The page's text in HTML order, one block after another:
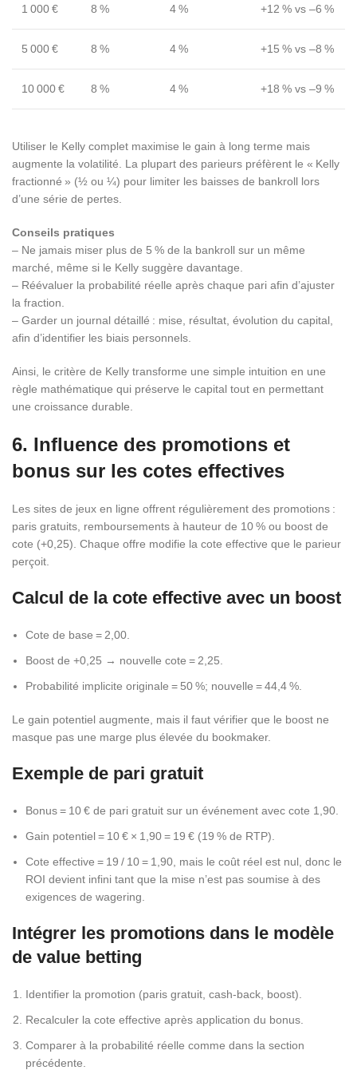
1 000 € 8 % 4 % +12 % vs –6 %
5 000 € 8 % 4 % +15 % vs –8 %
10 000 € 8 % 4 % +18 % vs –9 %
Utiliser le Kelly complet maximise le gain à long terme mais
augmente la volatilité. La plupart des parieurs préfèrent le « Kelly
fractionné » (½ ou ¼) pour limiter les baisses de bankroll lors
d’une série de pertes.
Conseils pratiques
– Ne jamais miser plus de 5 % de la bankroll sur un même
marché, même si le Kelly suggère davantage.
– Réévaluer la probabilité réelle après chaque pari afin d’ajuster
la fraction.
– Garder un journal détaillé : mise, résultat, évolution du capital,
afin d’identifier les biais personnels.
Ainsi, le critère de Kelly transforme une simple intuition en une
règle mathématique qui préserve le capital tout en permettant
une croissance durable.
6. Influence des promotions et
bonus sur les cotes effectives
Les sites de jeux en ligne offrent régulièrement des promotions :
paris gratuits, remboursements à hauteur de 10 % ou boost de
cote (+0,25). Chaque offre modifie la cote effective que le parieur
perçoit.
Calcul de la cote effective avec un boost
Cote de base = 2,00.
Boost de +0,25 → nouvelle cote = 2,25.
Probabilité implicite originale = 50 %; nouvelle = 44,4 %.
Le gain potentiel augmente, mais il faut vérifier que le boost ne
masque pas une marge plus élevée du bookmaker.
Exemple de pari gratuit
Bonus = 10 € de pari gratuit sur un événement avec cote 1,90.
Gain potentiel = 10 € × 1,90 = 19 € (19 % de RTP).
Cote effective = 19 / 10 = 1,90, mais le coût réel est nul, donc le
ROI devient infini tant que la mise n’est pas soumise à des
exigences de wagering.
Intégrer les promotions dans le modèle
de value betting
Identifier la promotion (paris gratuit, cash‑back, boost).
Recalculer la cote effective après application du bonus.
Comparer à la probabilité réelle comme dans la section
précédente.